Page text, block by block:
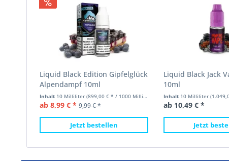
Liquid Black Edition Gipfelglück
Alpendampf 10ml
Inhalt 10 Milliliter (899,00 € * / 1000 Milliliter)
ab 8,99 € * 9,99 € *
Jetzt bestellen
Liquid Black Jack
10ml
Inhalt 10 Milliliter
ab 10,49 € *
Jetzt